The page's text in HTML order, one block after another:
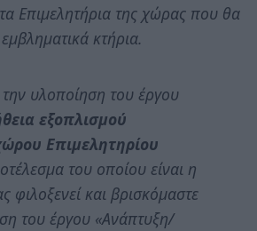
Επιμελητήρια της χώρας που θα
κτήρια.
υλοποίηση του έργου
εξοπλισμού
Επιμελητηρίου
του οποίου είναι η
φιλοξενεί και βρισκόμαστε
του έργου «Ανάπτυξη/